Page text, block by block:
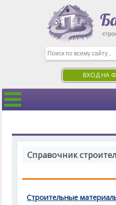
ВХОД НА
Справочник
Строительные